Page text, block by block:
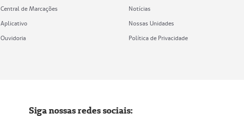
Central de Marcações
Aplicativo
Ouvidoria
Notícias
Nossas Unidades
Política de Privacidade
Siga nossas redes sociais: